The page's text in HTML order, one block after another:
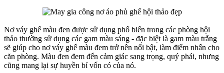
Nơ váy ghế màu đen được sử dụng phổ biến trong các phòng hội
thảo thường sử dụng các gam màu sáng - đặc biệt là gam màu trắng
sẽ giúp cho nơ váy ghế màu đem trở nên nổi bật, làm điểm nhấn cho
căn phòng. Màu đen đem đến cảm giác sang trọng, quý phái, nhưng
cũng mang lại sự huyền bí vốn có của nó.